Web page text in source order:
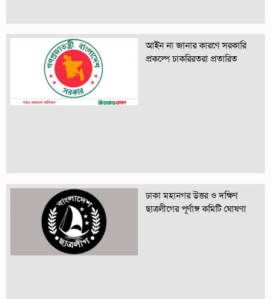
আইন না জানার কারণে সরকারি
প্রকল্পে চাকরিরতরা প্রতারিত
ঢাকা মহানগর উত্তর ও দক্ষিণ
ছাত্রলীগের পূর্ণাঙ্গ কমিটি ঘোষণা